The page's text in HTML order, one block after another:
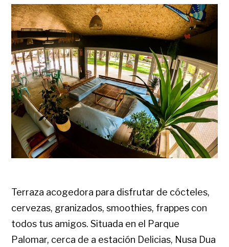
Terraza acogedora para disfrutar de cócteles,
cervezas, granizados, smoothies, frappes con
todos tus amigos. Situada en el Parque
Palomar, cerca de a estación Delicias, Nusa Dua